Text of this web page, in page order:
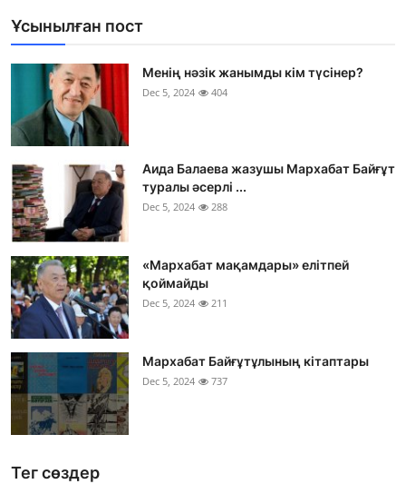
Ұсынылған пост
Менің нәзік жанымды кім түсінер?
Dec 5, 2024 404
Аида Балаева жазушы Мархабат Байғұт
туралы әсерлі ...
Dec 5, 2024 288
«Мархабат мақамдары» елітпей
қоймайды
Dec 5, 2024 211
Мархабат Байғұтұлының кітаптары
Dec 5, 2024 737
Тег сөздер